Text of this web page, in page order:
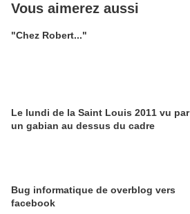
Vous aimerez aussi
"Chez Robert..."
Le lundi de la Saint Louis 2011 vu par
un gabian au dessus du cadre
Bug informatique de overblog vers
facebook